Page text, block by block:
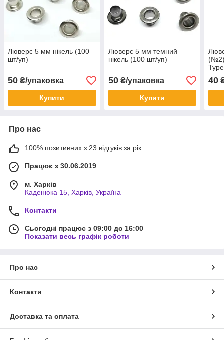
Люверс 5 мм нікель (100
шт/уп)
50 ₴/упаковка
Купити
Люверс 5 мм темний
нікель (100 шт/уп)
50₴/упаковка
Купити
(№2)
40
Про нас
100% позитивних з 23 відгуків за рік
Працює з 30.06.2019
м. Харків
Каденюка 15, Харків, Україна
Контакти
Сьогодні працює з 09:00 до 16:00
Показати весь графік роботи
Про нас
Контакти
Доставка та оплата